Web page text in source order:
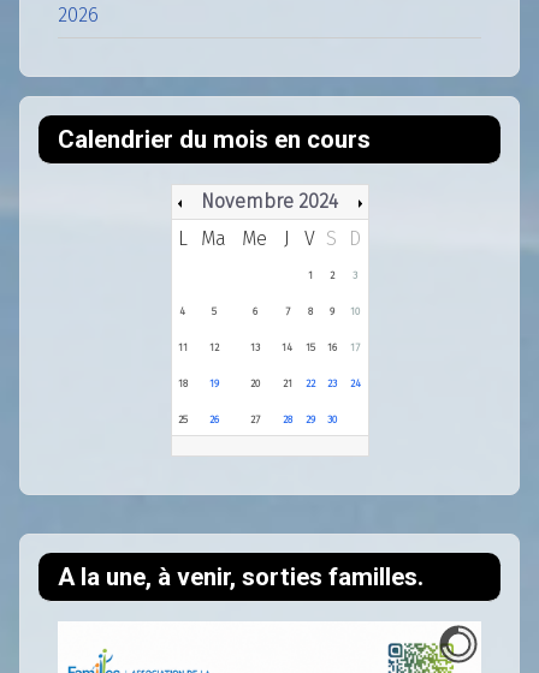
A la une, à venir, sorties familles.
2026
Calendrier du mois en cours
Novembre 2024
L
Ma Me J V S D
1 2 3
4 5 6 7 8 9 10
11 12 13 14 15 16 17
18 19 20 21 22 23 24
25 26 27 28 29 30